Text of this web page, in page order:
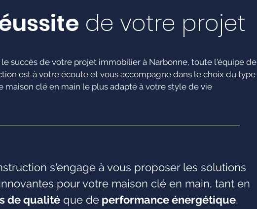
de votre projet
succès de votre projet immobilier à Narbonne, toute l'équipe de
est à votre écoute et vous accompagne dans le choix du type
maison clé en main le plus adapté à votre style de vie
s'engage à vous proposer les solutions
pour votre maison clé en main, tant en
de qualitéque deperformance énergétique,